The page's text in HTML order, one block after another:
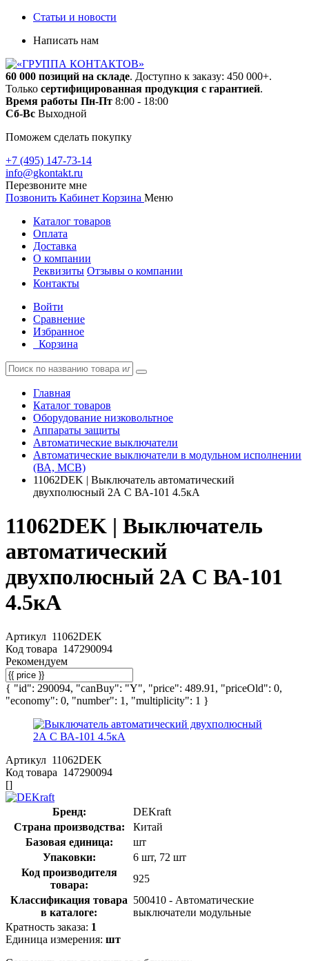
Статьи и новости
Написать нам
60 000 позиций на складе. Доступно к заказу: 450 000+.
Только сертифицированная продукция с гарантией.
Время работы Пн-Пт 8:00 - 18:00
Сб-Вс Выходной
Поможем сделать покупку
+7 (495) 147-73-14
info@gkontakt.ru
Перезвоните мне
Позвонить Кабинет Корзина Меню
Каталог товаров
Оплата
Доставка
О компании
Реквизиты Отзывы о компании
Контакты
Войти
Сравнение
Избранное
Корзина
Главная
Каталог товаров
Оборудование низковольтное
Аппараты защиты
Автоматические выключатели
Автоматические выключатели в модульном исполнении
(ВА, MCB)
11062DEK | Выключатель автоматический
двухполюсный 2А С ВА-101 4.5кА
11062DEK | Выключатель
автоматический
двухполюсный 2А С ВА-101
4.5кА
Артикул 11062DEK
Код товара 147290094
Рекомендуем
{ "id": 290094, "canBuy": "Y", "price": 489.91, "priceOld": 0,
"economy": 0, "number": 1, "multiplicity": 1 }
Артикул 11062DEK
Код товара 147290094
[]
Бренд:
DEKraft
Страна производства:
Китай
Базовая единица:
шт
Упаковки:
6 шт, 72 шт
Код производителя
товара:
925
Классификация товара
в каталоге:
500410 - Автоматические
выключатели модульные
Кратность заказа: 1
Единица измерения: шт